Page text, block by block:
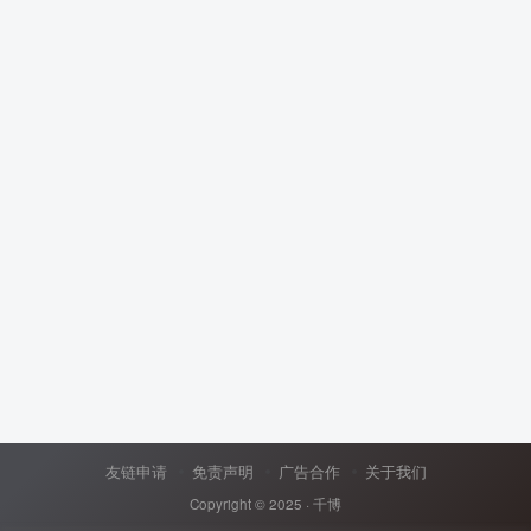
友链申请 免责声明 广告合作 关于我们
Copyright © 2025 · 千博